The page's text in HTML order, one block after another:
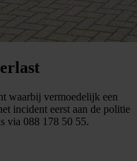
waarbij vermoedelijk een
incident eerst aan de politie
via 088 178 50 55.